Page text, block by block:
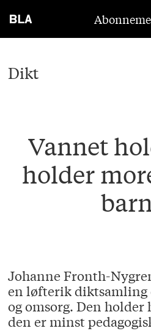
Dikt
Vannet
holder
Johanne Fronth-
en løfterik diktsamling
og omsorg. Den holder
den er minst